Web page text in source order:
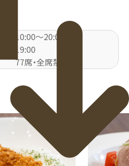
10:00～20:00
19:00
77席・全席禁煙